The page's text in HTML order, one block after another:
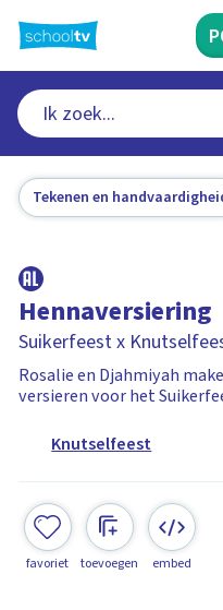
naar
hoofdinhoud
Tekenen en
Hennaversiering
Suikerfeest x
Rosalie en Djahmiyah
versieren voor het
Knutselfeest
favoriet toevoegen embed